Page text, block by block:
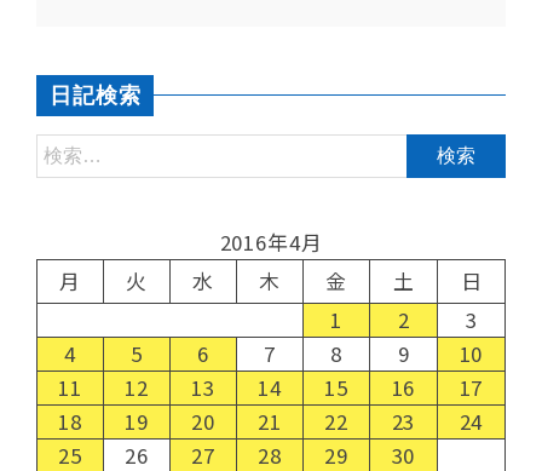
日記検索
2016年4月
月
火 水 木 金 土
日
1
2
3
4
5 6 7 8 9
10
11
12 13 14 15 16
17
18
19 20 21 22 23
24
25
26 27 28 29 30